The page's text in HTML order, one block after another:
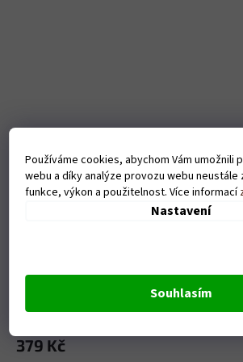
Používáme cookies, abychom Vám umožnili
webu a díky analýze provozu webu neustále
funkce, výkon a použitelnost. Více informací
Nastavení
Souhlasím
379 Kč